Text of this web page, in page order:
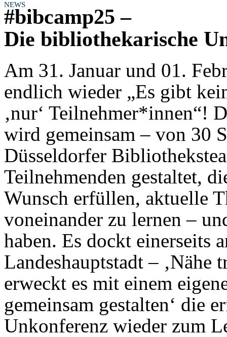
NEWS
#bibcamp25 –
Die bibliothekarische
Am 31. Januar und 01.
endlich wieder „Es gibt
‚nur‘ Teilnehmer*innen“!
wird gemeinsam – von 30
Düsseldorfer
Teilnehmenden gestaltet,
Wunsch erfüllen, aktuelle
voneinander zu lernen –
haben. Es dockt einerseits
Landeshauptstadt – ‚Nähe
erweckt es mit einem
gemeinsam gestalten‘ die
Unkonferenz wieder zum